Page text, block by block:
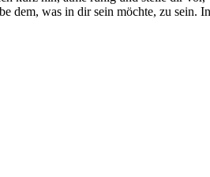
dem, was in dir sein möchte, zu sein.